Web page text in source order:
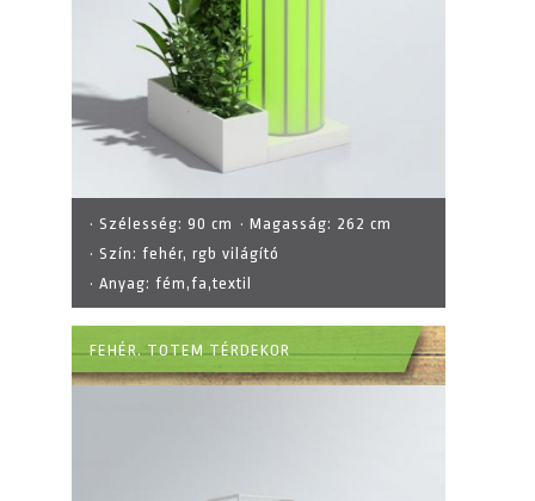
· Szélesség: 90 cm · Magasság: 262 cm
· Szín: fehér, rgb világító
· Anyag: fém,fa,textil
FEHÉR. TOTEM TÉRDEKOR